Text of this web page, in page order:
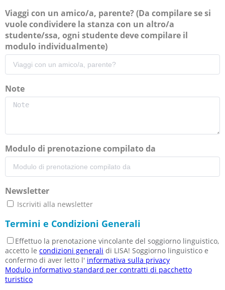
Viaggi con un amico/a, parente? (Da compilare se si
vuole condividere la stanza con un altro/a
studente/ssa, ogni studente deve compilare il
modulo individualmente)
Note
Modulo di prenotazione compilato da
Newsletter
Iscriviti alla newsletter
Termini e Condizioni Generali
Effettuo la prenotazione vincolante del soggiorno linguistico,
accetto le condizioni generali di LISA! Soggiorno linguistico e
confermo di aver letto l' informativa sulla privacy
Modulo informativo standard per contratti di pacchetto
turistico